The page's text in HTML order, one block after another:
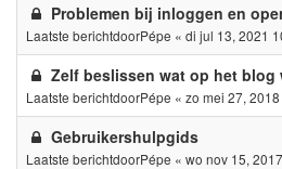
Problemen bij inloggen en
Laatste berichtdoorPépe « di jul 13, 2021
Zelf beslissen wat op het blog
Laatste berichtdoorPépe « zo mei 27,
Gebruikershulpgids
Laatste berichtdoorPépe « wo nov 15,